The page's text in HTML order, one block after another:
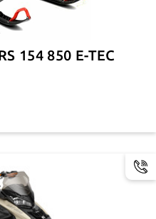
154 850 E-TEC